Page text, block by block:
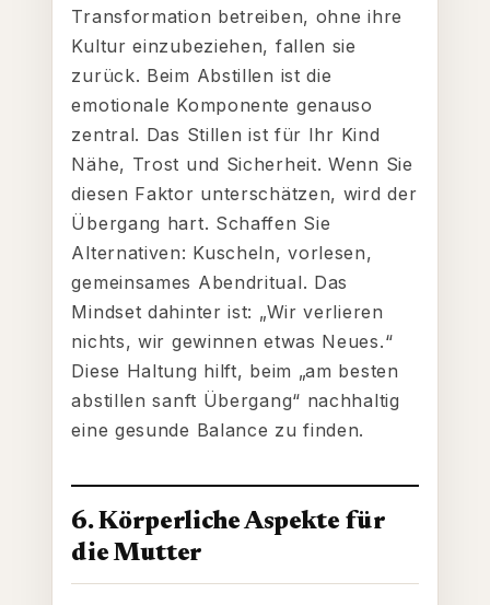
Transformation betreiben, ohne ihre
Kultur einzubeziehen, fallen sie
zurück. Beim Abstillen ist die
emotionale Komponente genauso
zentral. Das Stillen ist für Ihr Kind
Nähe, Trost und Sicherheit. Wenn Sie
diesen Faktor unterschätzen, wird der
Übergang hart. Schaffen Sie
Alternativen: Kuscheln, vorlesen,
gemeinsames Abendritual. Das
Mindset dahinter ist: „Wir verlieren
nichts, wir gewinnen etwas Neues.“
Diese Haltung hilft, beim „am besten
abstillen sanft Übergang“ nachhaltig
eine gesunde Balance zu finden.
6. Körperliche Aspekte für
die Mutter